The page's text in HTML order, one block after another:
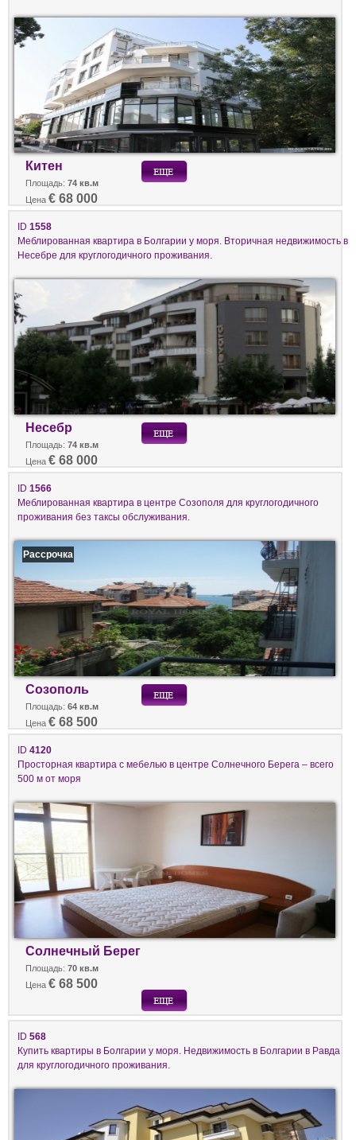
Китен
Площадь: 74 кв.м
Цена € 68 000
ID 1558
Меблированная квартира в Болгарии у моря. Вторичная недвижимость в
Несебре для круглогодичного проживания.
Несебр
Площадь: 74 кв.м
Цена € 68 000
ID 1566
Меблированная квартира в центре Созополя для круглогодичного
проживания без таксы обслуживания.
Рассрочка
Созополь
Площадь: 64 кв.м
Цена € 68 500
ID 4120
Просторная квартира с мебелью в центре Солнечного Берега – всего
500 м от моря
Солнечный Берег
Площадь: 70 кв.м
Цена € 68 500
ID 568
Купить квартиры в Болгарии у моря. Недвижимость в Болгарии в Равда
для круглогодичного проживания.